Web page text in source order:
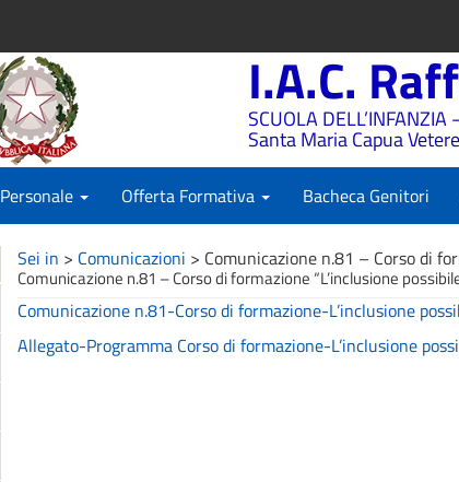
I.A.C.
SCUOLA
Santa Maria Capua
Personale Offerta Formativa Bacheca Genitori
Sei in > Comunicazioni > Comunicazione n.81 – Corso di
Comunicazione n.81 – Corso di formazione “L’inclusione
Comunicazione n.81-Corso di formazione-L’inclusione
Allegato-Programma Corso di formazione-L’inclusione